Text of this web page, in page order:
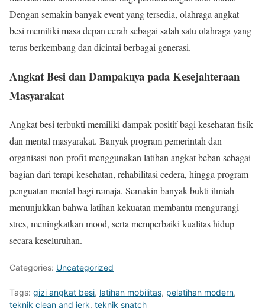
Dengan semakin banyak event yang tersedia, olahraga angkat
besi memiliki masa depan cerah sebagai salah satu olahraga yang
terus berkembang dan dicintai berbagai generasi.
Angkat Besi dan Dampaknya pada Kesejahteraan
Masyarakat
Angkat besi terbukti memiliki dampak positif bagi kesehatan fisik
dan mental masyarakat. Banyak program pemerintah dan
organisasi non-profit menggunakan latihan angkat beban sebagai
bagian dari terapi kesehatan, rehabilitasi cedera, hingga program
penguatan mental bagi remaja. Semakin banyak bukti ilmiah
menunjukkan bahwa latihan kekuatan membantu mengurangi
stres, meningkatkan mood, serta memperbaiki kualitas hidup
secara keseluruhan.
Categories: Uncategorized
Tags: gizi angkat besi, latihan mobilitas, pelatihan modern,
teknik clean and jerk, teknik snatch